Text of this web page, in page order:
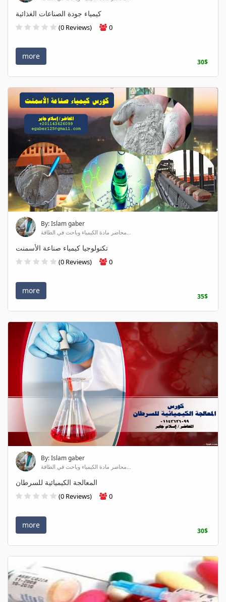
كيمياء جودة الصناعات الغذائية
(0 Reviews) 0
more
30$
By: Islam gaber
محاضر مادة الكيمياء وباحث في الطاقة...
تكنولوجيا كيمياء صناعة الأسمنت
(0 Reviews) 0
more
35$
By: Islam gaber
محاضر مادة الكيمياء وباحث في الطاقة...
المعالجة الكيميائية للسرطان
(0 Reviews) 0
more
30$